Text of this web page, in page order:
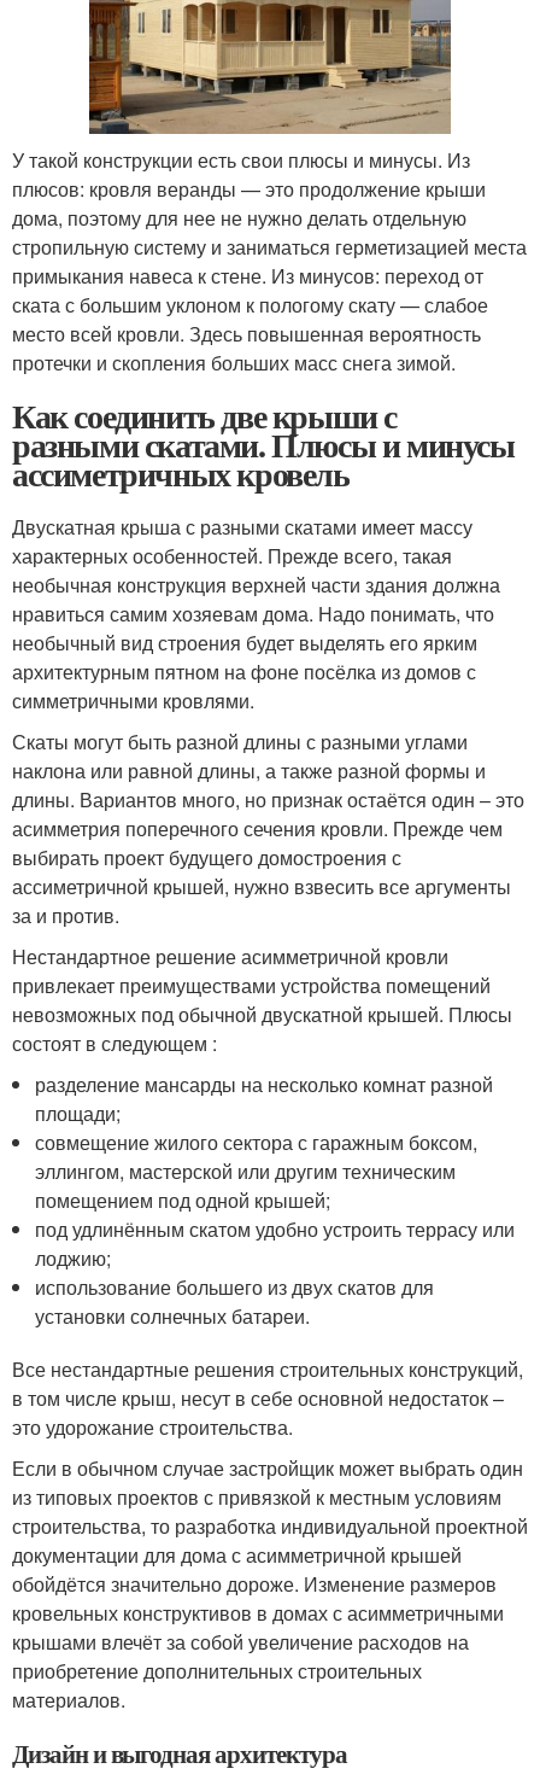
У такой конструкции есть свои плюсы и минусы. Из
плюсов: кровля веранды — это продолжение крыши
дома, поэтому для нее не нужно делать отдельную
стропильную систему и заниматься герметизацией места
примыкания навеса к стене. Из минусов: переход от
ската с большим уклоном к пологому скату — слабое
место всей кровли. Здесь повышенная вероятность
протечки и скопления больших масс снега зимой.
Как соединить две крыши с
разными скатами. Плюсы и минусы
ассиметричных кровель
Двускатная крыша с разными скатами имеет массу
характерных особенностей. Прежде всего, такая
необычная конструкция верхней части здания должна
нравиться самим хозяевам дома. Надо понимать, что
необычный вид строения будет выделять его ярким
архитектурным пятном на фоне посёлка из домов с
симметричными кровлями.
Скаты могут быть разной длины с разными углами
наклона или равной длины, а также разной формы и
длины. Вариантов много, но признак остаётся один – это
асимметрия поперечного сечения кровли. Прежде чем
выбирать проект будущего домостроения с
ассиметричной крышей, нужно взвесить все аргументы
за и против.
Нестандартное решение асимметричной кровли
привлекает преимуществами устройства помещений
невозможных под обычной двускатной крышей. Плюсы
состоят в следующем :
разделение мансарды на несколько комнат разной
площади;
совмещение жилого сектора с гаражным боксом,
эллингом, мастерской или другим техническим
помещением под одной крышей;
под удлинённым скатом удобно устроить террасу или
лоджию;
использование большего из двух скатов для
установки солнечных батареи.
Все нестандартные решения строительных конструкций,
в том числе крыш, несут в себе основной недостаток –
это удорожание строительства.
Если в обычном случае застройщик может выбрать один
из типовых проектов с привязкой к местным условиям
строительства, то разработка индивидуальной проектной
документации для дома с асимметричной крышей
обойдётся значительно дороже. Изменение размеров
кровельных конструктивов в домах с асимметричными
крышами влечёт за собой увеличение расходов на
приобретение дополнительных строительных
материалов.
Дизайн и выгодная архитектура